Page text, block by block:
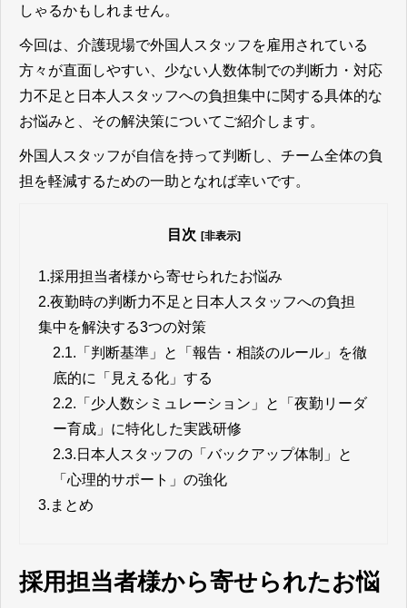
しゃるかもしれません。
今回は、介護現場で外国人スタッフを雇用されている
方々が直面しやすい、少ない人数体制での判断力・対応
力不足と日本人スタッフへの負担集中に関する具体的な
お悩みと、その解決策についてご紹介します。
外国人スタッフが自信を持って判断し、チーム全体の負
担を軽減するための一助となれば幸いです。
目次 [非表示]
1.採用担当者様から寄せられたお悩み
2.夜勤時の判断力不足と日本人スタッフへの負担
集中を解決する3つの対策
2.1. 「判断基準」と「報告・相談のルール」を徹
底的に「見える化」する
2.2. 「少人数シミュレーション」と「夜勤リーダ
ー育成」に特化した実践研修
2.3. 日本人スタッフの「バックアップ体制」と
「心理的サポート」の強化
3. まとめ
採用担当者様から寄せられたお悩